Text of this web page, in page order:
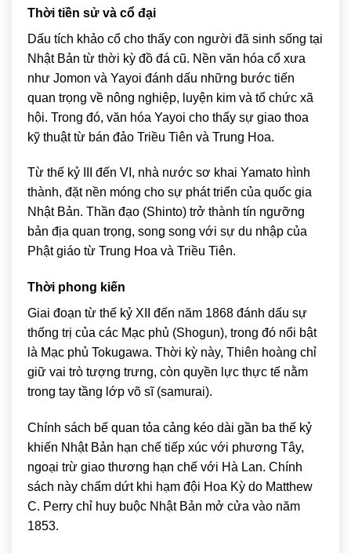
Thời tiền sử và cổ đại
Dấu tích khảo cổ cho thấy con người đã sinh sống tại
Nhật Bản từ thời kỳ đồ đá cũ. Nền văn hóa cổ xưa
như Jomon và Yayoi đánh dấu những bước tiến
quan trọng về nông nghiệp, luyện kim và tổ chức xã
hội. Trong đó, văn hóa Yayoi cho thấy sự giao thoa
kỹ thuật từ bán đảo Triều Tiên và Trung Hoa.
Từ thế kỷ III đến VI, nhà nước sơ khai Yamato hình
thành, đặt nền móng cho sự phát triển của quốc gia
Nhật Bản. Thần đạo (Shinto) trở thành tín ngưỡng
bản địa quan trọng, song song với sự du nhập của
Phật giáo từ Trung Hoa và Triều Tiên.
Thời phong kiến
Giai đoạn từ thế kỷ XII đến năm 1868 đánh dấu sự
thống trị của các Mạc phủ (Shogun), trong đó nổi bật
là Mạc phủ Tokugawa. Thời kỳ này, Thiên hoàng chỉ
giữ vai trò tượng trưng, còn quyền lực thực tế nằm
trong tay tầng lớp võ sĩ (samurai).
Chính sách bế quan tỏa cảng kéo dài gần ba thế kỷ
khiến Nhật Bản hạn chế tiếp xúc với phương Tây,
ngoại trừ giao thương hạn chế với Hà Lan. Chính
sách này chấm dứt khi hạm đội Hoa Kỳ do Matthew
C. Perry chỉ huy buộc Nhật Bản mở cửa vào năm
1853.